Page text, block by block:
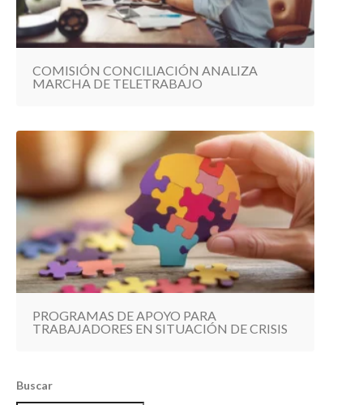
COMISIÓN CONCILIACIÓN ANALIZA
MARCHA DE TELETRABAJO
PROGRAMAS DE APOYO PARA
TRABAJADORES EN SITUACIÓN DE CRISIS
Buscar